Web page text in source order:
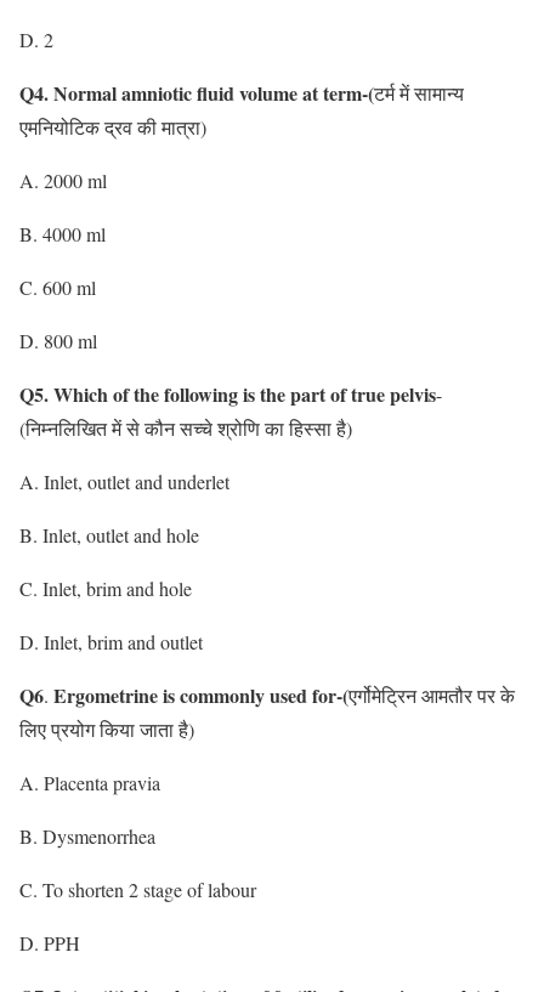
D. 2
Q4. Normal amniotic fluid volume at term-(टर्म में सामान्य
एमनियोटिक द्रव की मात्रा)
A. 2000 ml
B. 4000 ml
C. 600 ml
D. 800 ml
Q5. Which of the following is the part of true pelvis-
(निम्नलिखित में से कौन सच्चे श्रोणि का हिस्सा है)
A. Inlet, outlet and underlet
B. Inlet, outlet and hole
C. Inlet, brim and hole
D. Inlet, brim and outlet
Q6. Ergometrine is commonly used for-(एर्गोमेट्रिन आमतौर पर के
लिए प्रयोग किया जाता है)
A. Placenta pravia
B. Dysmenorrhea
C. To shorten 2 stage of labour
D. PPH